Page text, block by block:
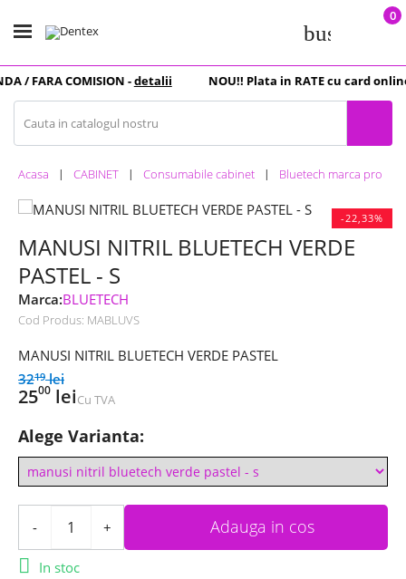
0
/ FARA COMISION - detalii NOU!! Plata inRATEcu card
Acasa CABINET Consumabile cabinet Bluetech marca proprie
-22,33%
MANUSI NITRIL BLUETECH VERDE
PASTEL - S
Marca:BLUETECH
Cod Produs: MABLUVS
MANUSI NITRIL BLUETECH VERDE PASTEL
3219lei
2500 leiCu TVA
Alege Varianta:
- + Adauga in cos
 In stoc